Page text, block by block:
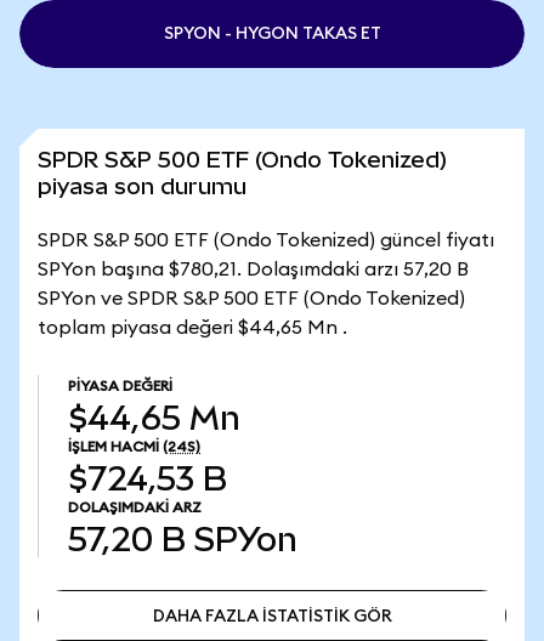
SPYON - HYGON TAKAS ET
SPDR S&P 500 ETF (Ondo Tokenized)
piyasa son durumu
SPDR S&P 500 ETF (Ondo Tokenized) güncel fiyatı
SPYon başına $780,21. Dolaşımdaki arzı 57,20 B
SPYon ve SPDR S&P 500 ETF (Ondo Tokenized)
toplam piyasa değeri $44,65 Mn .
PIYASA DEĞERI
$44,65 Mn
İŞLEM HACMI (24S)
$724,53 B
DOLAŞIMDAKI ARZ
57,20 B SPYon
DAHA FAZLA İSTATİSTİK GÖR